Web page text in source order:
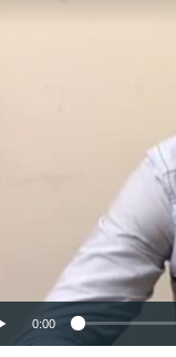
0:00